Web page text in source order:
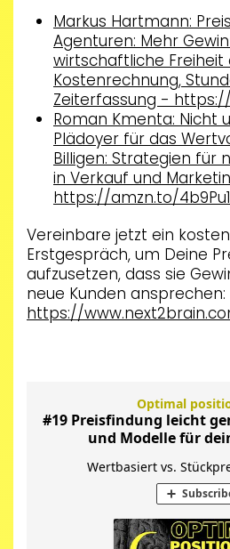
Markus Hartmann:
Agenturen: Mehr
wirtschaftliche Freiheit
Kostenrechnung,
Zeiterfassung -
Roman Kmenta: Nicht
Plädoyer für das
Billigen: Strategien für
in Verkauf und
https://amzn.to/
Vereinbare jetzt ein
Erstgespräch, um Deine
aufzusetzen, dass sie
neue Kunden ansprechen:
https://